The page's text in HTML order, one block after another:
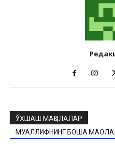
ЎХШАШ МАҚОЛАЛАР
МУАЛЛИФНИНГ БОШҚА